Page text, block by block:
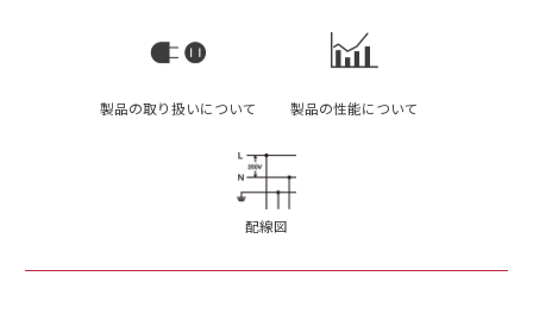
製品の取り扱いについて 製品の性能について
配線図